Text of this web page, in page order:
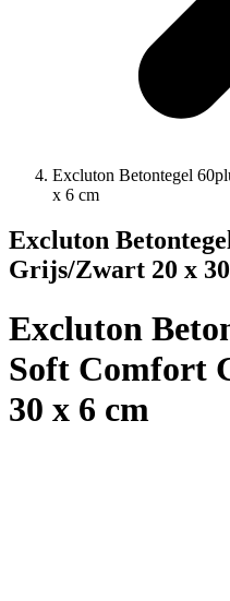
Excluton Betontegel
x 6 cm
Excluton
Grijs/Zwart 20 x
Excluton
Soft Comfort
30 x 6 cm